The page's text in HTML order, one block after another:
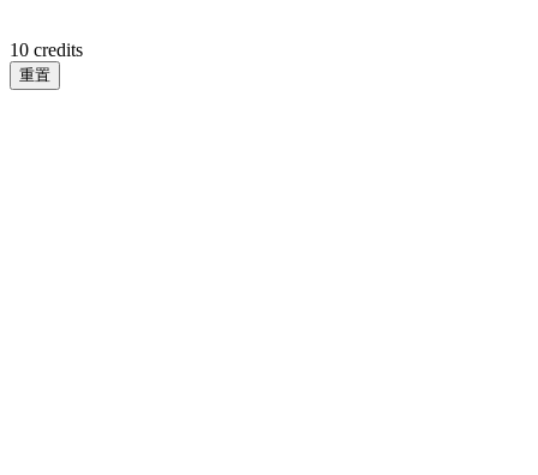
10 credits
重置